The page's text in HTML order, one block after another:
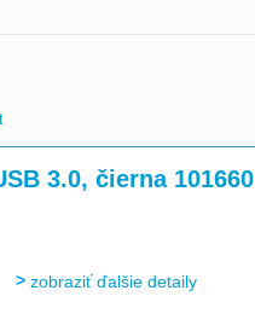
3.0, čierna 101660
zobraziť ďalšie detaily